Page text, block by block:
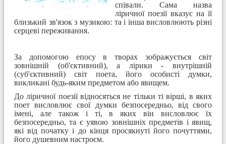
співали. Сама назва
ліричної поезії вказує на її
близький зв'язок з музикою: та і інша висловлюють різні
серцеві переживання.
За допомогою епосу в творах зображується світ
зовнішній (об'єктивний), а лірики - внутрішній
(суб'єктивний) світ поета, його особисті думки,
викликані будь-яким предметом або явищем.
До ліричної поезії відносяться не тільки ті вірші, в яких
поет висловлює свої думки безпосередньо, від свого
імені, але також і ті, в яких він висловлює їх
безпосередньо, та є уявою зовнішніх предметів і явищ,
які від початку і до кінця просякнуті його почуттями,
його душевним настроєм.